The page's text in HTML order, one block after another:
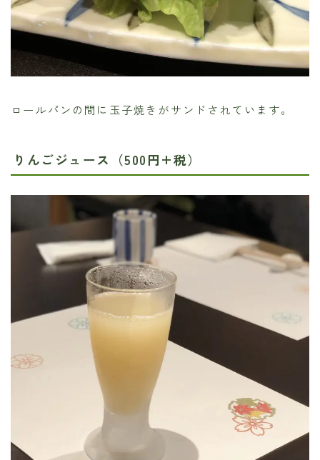
ロールパンの間に玉子焼きがサンドされています。
りんごジュース（500円+税）